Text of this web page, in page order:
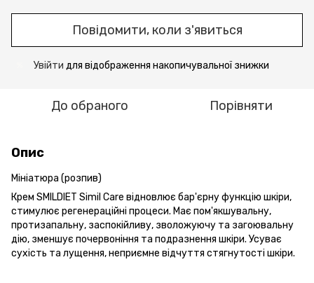
Повідомити, коли з'явиться
Увійти для відображення накопичувальної знижки
До обраного Порівняти
Опис
Мініатюра (розпив)
Крем SMILDIET Simil Care відновлює бар'єрну функцію шкіри,
стимулює регенераційні процеси. Має пом'якшувальну,
протизапальну, заспокійливу, зволожуючу та загоювальну
дію, зменшує почервоніння та подразнення шкіри. Усуває
сухість та лущення, неприємне відчуття стягнутості шкіри.